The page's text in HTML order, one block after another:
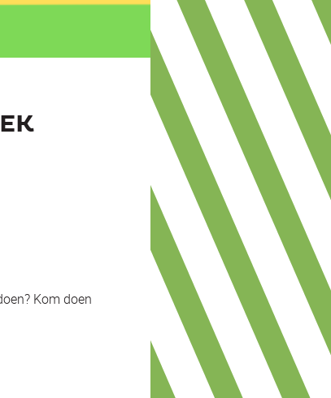
Kom doen